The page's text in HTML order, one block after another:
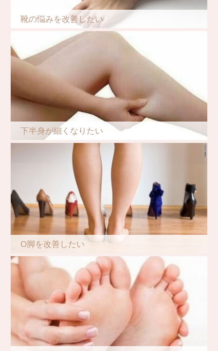
靴の悩みを改善したい
下半身が細くなりたい
O脚を改善したい